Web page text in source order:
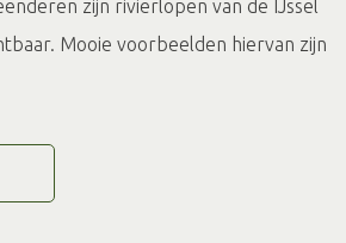
zijn rivierlopen van de IJssel
Mooie voorbeelden hiervan zijn
Laak en de Molenkolk.